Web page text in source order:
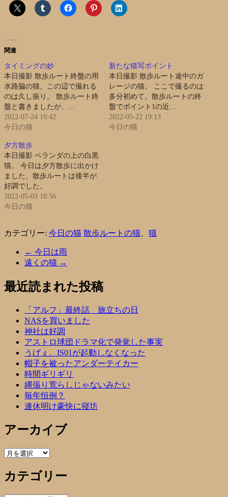
関連
タイミングの妙
本日撮影 散歩ルート終盤の用
水路脇の猫。この辺で撮れる
のは久し振り。 散歩ルート終
盤と書きましたが、…
2022-07-24 19:42
今日の猫
新たな猫写ポイント
本日撮影 散歩ルート途中のガ
レージの猫。 ここで撮るのは
多分初めて。散歩ルートの終
盤でポイント1の近…
2022-05-22 19:13
今日の猫
夕方散歩
本日撮影 ベランダの上の白黒
猫。 今日は夕方散歩に出かけ
ました。散歩ルートは後半が
好調でした。
2022-05-03 18:56
今日の猫
カテゴリー: 今日の猫 散歩ルートの猫 猫
← 今日は雨
遠くの猫 →
最近読まれた投稿
「アルフ」最終話 旅立ちの日
NASを買いました
神社は好調
アストロ球団ドラマ化で発覚した事実
うげぇ、IS01が起動しなくなった
帽子を被ったアンダーテイカー
時間ギリギリ
縄張り荒らしじゃないみたい
毎年恒例？
連休明け豪快に寝坊
アーカイブ
ア
カ
イ
カテゴリー